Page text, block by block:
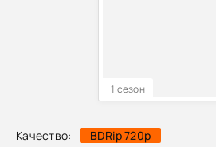
Качество:
BDRip 720p
1 сезон